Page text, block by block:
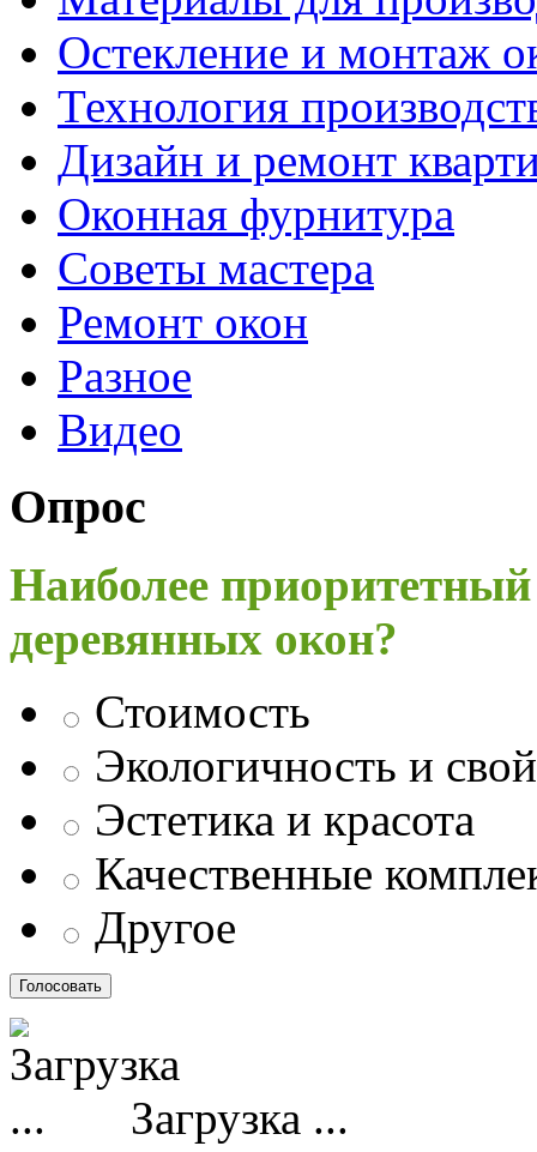
Остекление и монтаж
Технология
Дизайн и ремонт
Оконная фурнитура
Советы мастера
Ремонт окон
Разное
Видео
Опрос
Наиболее
деревянных окон?
Стоимость
Экологичность и
Эстетика и красота
Качественные
Другое
Загрузка ...